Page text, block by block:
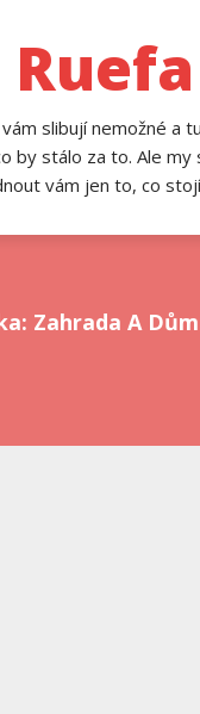
Ruefa
slibují nemožné a
by stálo za to. Ale my
vám jen to, co
Zahrada A Dům